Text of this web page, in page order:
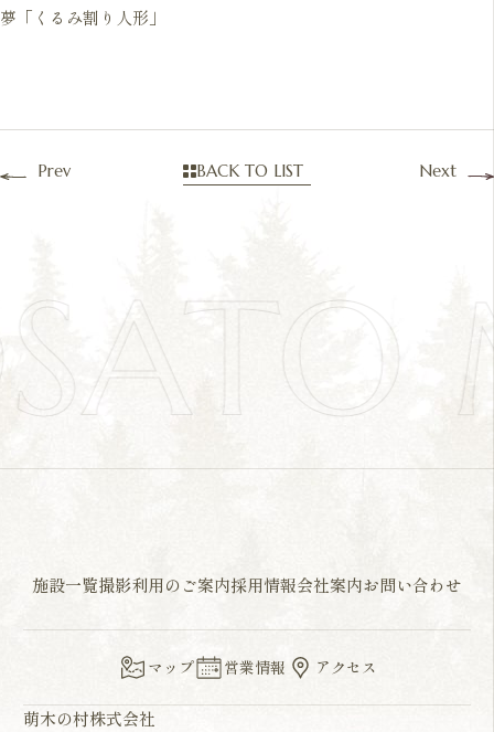
夢「くるみ割り人形」
Prev Next
BACK TO LIST
施設一覧撮影利用のご案内採用情報会社案内お問い合わせ
マップ 営業情報 アクセス
萌木の村株式会社